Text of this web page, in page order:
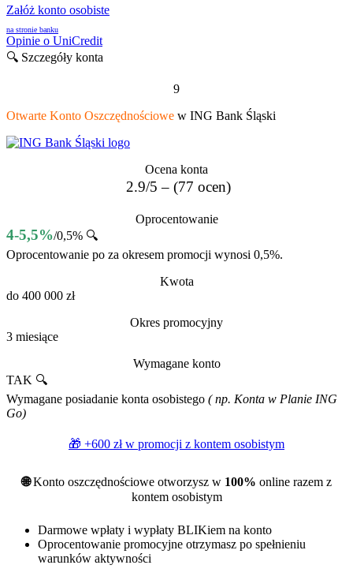
Załóż konto osobiste
na stronie banku
Opinie o UniCredit
🔍 Szczegóły konta
9
Otwarte Konto Oszczędnościowe w ING Bank Śląski
Ocena konta
2.9/5 – (77 ocen)
Oprocentowanie
4-5,5%/0,5% 🔍
Oprocentowanie po za okresem promocji wynosi 0,5%.
Kwota
do 400 000 zł
Okres promocyjny
3 miesiące
Wymagane konto
TAK 🔍
Wymagane posiadanie konta osobistego ( np. Konta w Planie ING
Go)
🎁 +600 zł w promocji z kontem osobistym
🌐Konto oszczędnościowe otworzysz w 100% online razem z
kontem osobistym
Darmowe wpłaty i wypłaty BLIKiem na konto
Oprocentowanie promocyjne otrzymasz po spełnieniu
warunków aktywności